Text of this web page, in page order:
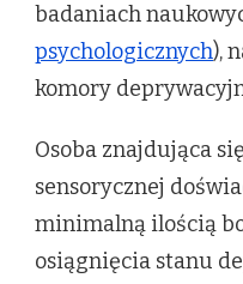
badaniach
psychologicznych),
komory
Osoba znajdująca
sensorycznej
minimalną ilością
osiągnięcia stanu